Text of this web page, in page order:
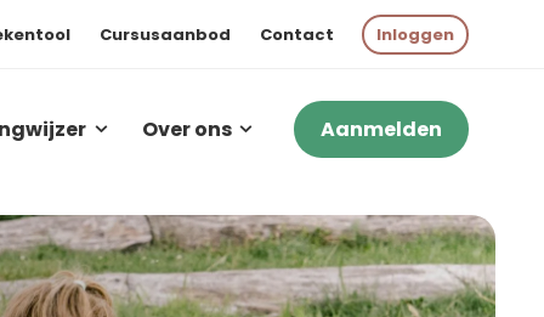
Cursusaanbod Contact Inloggen
Over ons Aanmelden